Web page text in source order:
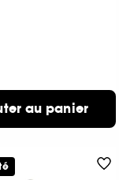
au panier